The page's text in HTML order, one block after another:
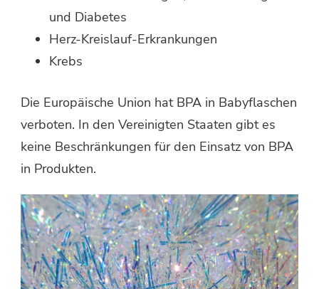
und Diabetes
Herz-Kreislauf-Erkrankungen
Krebs
Die Europäische Union hat BPA in Babyflaschen
verboten. In den Vereinigten Staaten gibt es
keine Beschränkungen für den Einsatz von BPA
in Produkten.